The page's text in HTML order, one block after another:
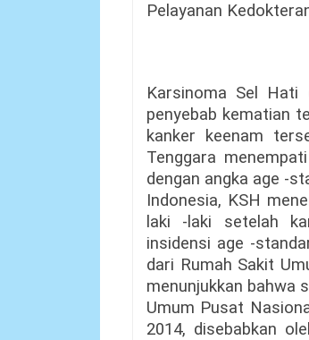
Pelayanan
Karsinoma Sel Hati
penyebab kematian
kanker keenam
Tenggara
dengan angka age -
Indonesia, KSH
laki -laki setelah
insidensi age -
dari Rumah Sakit
menunjukkan bahwa
Umum Pusat
2014, disebabkan